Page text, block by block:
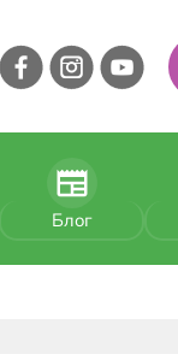
Блог